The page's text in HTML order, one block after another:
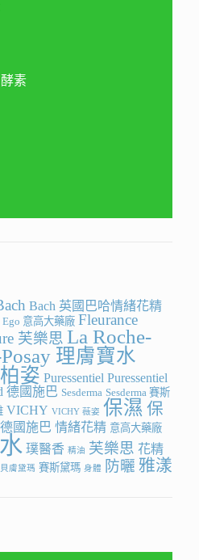
酵素
Bach 英國巴哈情緒花精
Ego 意高大藥廠 Fleurance
芙樂思 La Roche-
理膚寶水
姿 Puressentiel Puressentiel
德國施巴 Sesderma Sesderma 賽斯
VICHY VICHY 薇姿 保濕 保
德國施巴 情緒花精 意高大藥廠
璞醫香 精油 芙樂思 花精
貝膚黛瑪 賽斯黛瑪 身體 防曬 雅漾